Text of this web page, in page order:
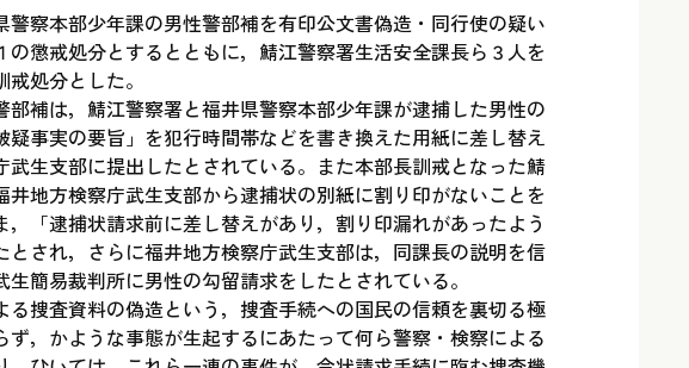
察本部少年課の男性警部補を有印公文書偽造・同行使の疑い
懲戒処分とするとともに，鯖江警察署生活安全課長ら３人を
処分とした。
補は，鯖江警察署と福井県警察本部少年課が逮捕した男性の
事実の要旨」を犯行時間帯などを書き換えた用紙に差し替え
生支部に提出したとされている。また本部長訓戒となった鯖
地方検察庁武生支部から逮捕状の別紙に割り印がないことを
「逮捕状請求前に差し替えがあり，割り印漏れがあったよう
され，さらに福井地方検察庁武生支部は，同課長の説明を信
簡易裁判所に男性の勾留請求をしたとされている。
捜査資料の偽造という，捜査手続への国民の信頼を裏切る極
，かような事態が生起するにあたって何ら警察・検察による